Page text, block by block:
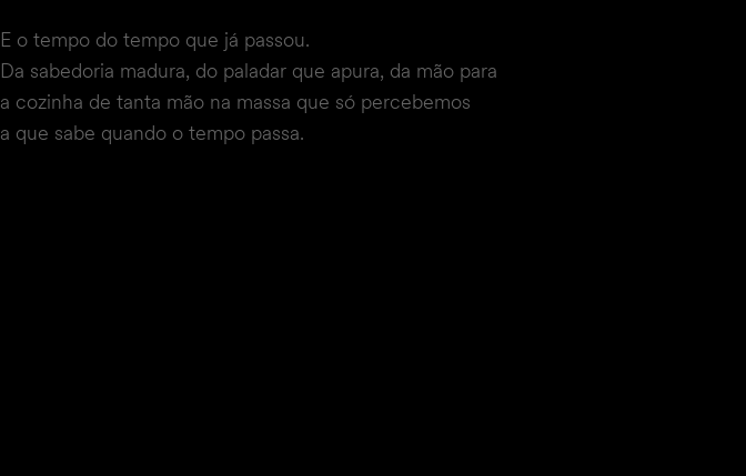
E o tempo do tempo que já passou.
Da sabedoria madura, do paladar que apura, da mão para
a cozinha de tanta mão na massa que só percebemos
a que sabe quando o tempo passa.